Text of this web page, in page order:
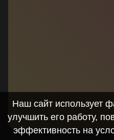
Наш сайт использует
улучшить его работу,
эффективность на